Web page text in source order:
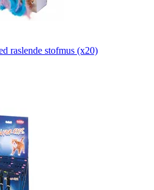
raslende stofmus (x20)